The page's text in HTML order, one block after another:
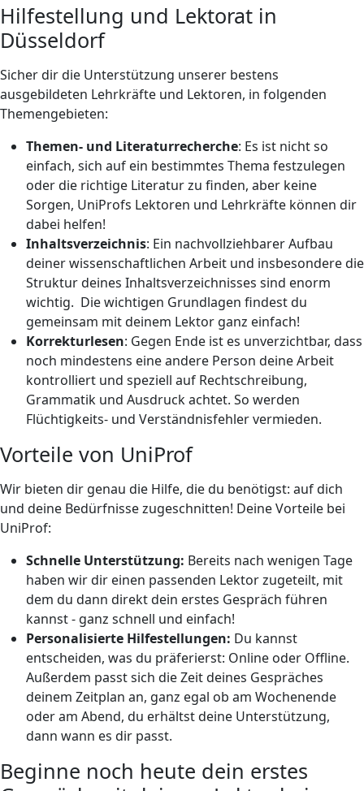
Hilfestellung und Lektorat in
Düsseldorf
Sicher dir die Unterstützung unserer bestens
ausgebildeten Lehrkräfte und Lektoren, in folgenden
Themengebieten:
Themen- und Literaturrecherche: Es ist nicht so
einfach, sich auf ein bestimmtes Thema festzulegen
oder die richtige Literatur zu finden, aber keine
Sorgen, UniProfs Lektoren und Lehrkräfte können dir
dabei helfen!
Inhaltsverzeichnis: Ein nachvollziehbarer Aufbau
deiner wissenschaftlichen Arbeit und insbesondere die
Struktur deines Inhaltsverzeichnisses sind enorm
wichtig. Die wichtigen Grundlagen findest du
gemeinsam mit deinem Lektor ganz einfach!
Korrekturlesen: Gegen Ende ist es unverzichtbar, dass
noch mindestens eine andere Person deine Arbeit
kontrolliert und speziell auf Rechtschreibung,
Grammatik und Ausdruck achtet. So werden
Flüchtigkeits- und Verständnisfehler vermieden.
Vorteile von UniProf
Wir bieten dir genau die Hilfe, die du benötigst: auf dich
und deine Bedürfnisse zugeschnitten! Deine Vorteile bei
UniProf:
Schnelle Unterstützung: Bereits nach wenigen Tage
haben wir dir einen passenden Lektor zugeteilt, mit
dem du dann direkt dein erstes Gespräch führen
kannst - ganz schnell und einfach!
Personalisierte Hilfestellungen: Du kannst
entscheiden, was du präferierst: Online oder Offline.
Außerdem passt sich die Zeit deines Gespräches
deinem Zeitplan an, ganz egal ob am Wochenende
oder am Abend, du erhältst deine Unterstützung,
dann wann es dir passt.
Beginne noch heute dein erstes